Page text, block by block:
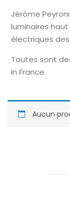
Jérôme
luminaires
électriques
Toutes sont
in France.
Aucun